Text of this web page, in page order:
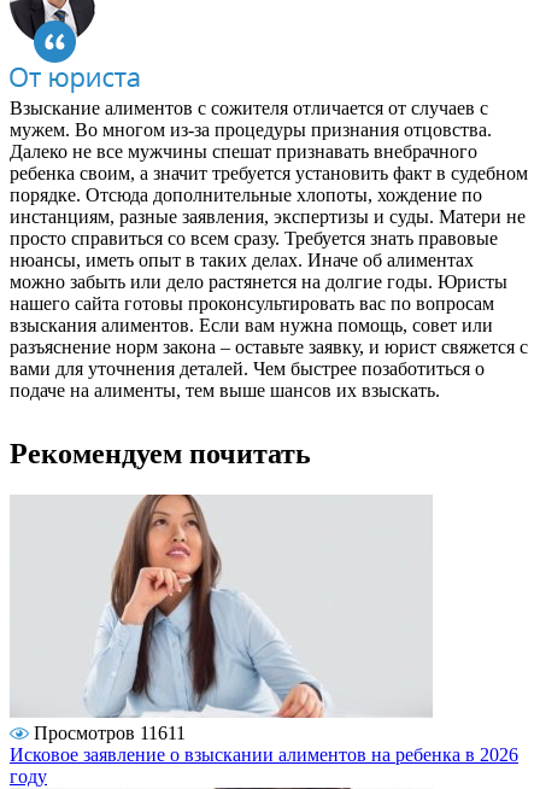
Взыскание алиментов с сожителя отличается от случаев с
мужем. Во многом из-за процедуры признания отцовства.
Далеко не все мужчины спешат признавать внебрачного
ребенка своим, а значит требуется установить факт в судебном
порядке. Отсюда дополнительные хлопоты, хождение по
инстанциям, разные заявления, экспертизы и суды. Матери не
просто справиться со всем сразу. Требуется знать правовые
нюансы, иметь опыт в таких делах. Иначе об алиментах
можно забыть или дело растянется на долгие годы. Юристы
нашего сайта готовы проконсультировать вас по вопросам
взыскания алиментов. Если вам нужна помощь, совет или
разъяснение норм закона – оставьте заявку, и юрист свяжется с
вами для уточнения деталей. Чем быстрее позаботиться о
подаче на алименты, тем выше шансов их взыскать.
Рекомендуем почитать
Просмотров 11611
Исковое заявление о взыскании алиментов на ребенка в 2026
году